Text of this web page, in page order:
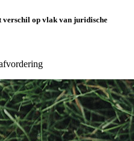
verschil op vlak van juridische